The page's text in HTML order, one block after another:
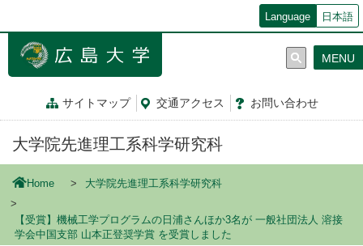
ン
Language 日本語
サイトマップ 交通アクセス お問い合わせ
MENU
大学院先進理工系科学研究科
Home 大学院先進理工系科学研究科
【受賞】機械工学プログラムの日浦さんほか3名が 一般社団法人 溶接
学会中国支部 山本正登奨学賞 を受賞しました